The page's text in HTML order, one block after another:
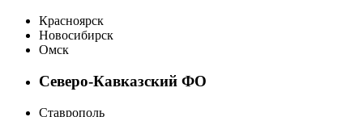
Красноярск
Новосибирск
Омск
Северо-Кавказский ФО
Ставрополь